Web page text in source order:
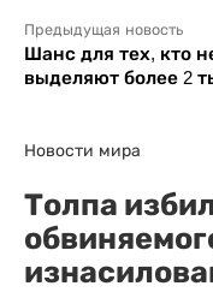
Предыдущая новость
Шанс для тех, кто
выделяют более 2
Новости мира
Толпа